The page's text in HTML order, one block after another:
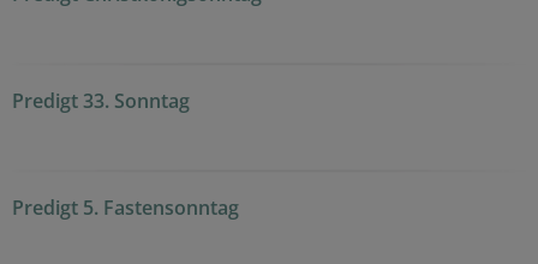
Predigt 33. Sonntag
Predigt 5. Fastensonntag